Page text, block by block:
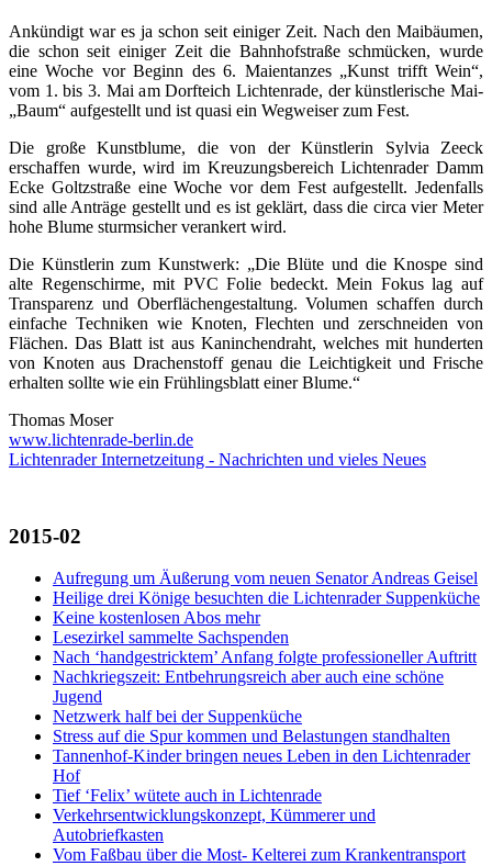
Ankündigt war es ja schon seit einiger Zeit. Nach den Maibäumen,
die schon seit einiger Zeit die Bahnhofstraße schmücken, wurde
eine Woche vor Beginn des 6. Maientanzes „Kunst trifft Wein“,
vom 1. bis 3. Mai am Dorfteich Lichtenrade, der künstlerische Mai-
„Baum“ aufgestellt und ist quasi ein Wegweiser zum Fest.
Die große Kunstblume, die von der Künstlerin Sylvia Zeeck
erschaffen wurde, wird im Kreuzungsbereich Lichtenrader Damm
Ecke Goltzstraße eine Woche vor dem Fest aufgestellt. Jedenfalls
sind alle Anträge gestellt und es ist geklärt, dass die circa vier Meter
hohe Blume sturmsicher verankert wird.
Die Künstlerin zum Kunstwerk: „Die Blüte und die Knospe sind
alte Regenschirme, mit PVC Folie bedeckt. Mein Fokus lag auf
Transparenz und Oberflächengestaltung. Volumen schaffen durch
einfache Techniken wie Knoten, Flechten und zerschneiden von
Flächen. Das Blatt ist aus Kaninchendraht, welches mit hunderten
von Knoten aus Drachenstoff genau die Leichtigkeit und Frische
erhalten sollte wie ein Frühlingsblatt einer Blume.“
Thomas Moser
www.lichtenrade-berlin.de
Lichtenrader Internetzeitung - Nachrichten und vieles Neues
2015-02
Aufregung um Äußerung vom neuen Senator Andreas Geisel
Heilige drei Könige besuchten die Lichtenrader Suppenküche
Keine kostenlosen Abos mehr
Lesezirkel sammelte Sachspenden
Nach ‘handgestricktem’ Anfang folgte professioneller Auftritt
Nachkriegszeit: Entbehrungsreich aber auch eine schöne
Jugend
Netzwerk half bei der Suppenküche
Stress auf die Spur kommen und Belastungen standhalten
Tannenhof-Kinder bringen neues Leben in den Lichtenrader
Hof
Tief ‘Felix’ wütete auch in Lichtenrade
Verkehrsentwicklungskonzept, Kümmerer und
Autobriefkasten
Vom Faßbau über die Most- Kelterei zum Krankentransport